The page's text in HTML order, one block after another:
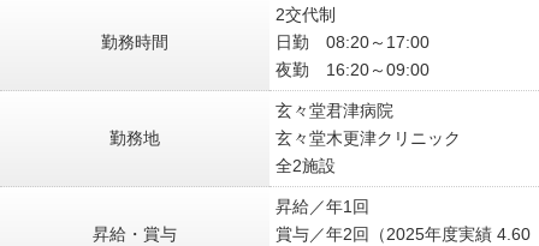
勤務時間
2交代制
日勤 08:20～17:00
夜勤 16:20～09:00
勤務地
玄々堂君津病院
玄々堂木更津クリニック
全2施設
昇給・賞与
昇給／年1回
賞与／年2回（2025年度実績 4.60